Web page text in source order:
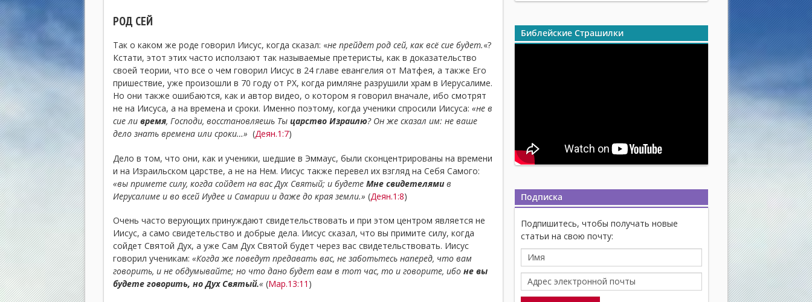
РОД СЕЙ
Так о каком же роде говорил Иисус, когда сказал: «не прейдет род сей, как всё сие будет.«?
Кстати, этот этих часто исползают так называемые претеристы, как в доказательство
своей теории, что все о чем говорил Иисус в 24 главе евангелия от Матфея, а также Его
пришествие, уже произошли в 70 году от РХ, когда римляне разрушили храм в Иерусалиме.
Но они также ошибаются, как и автор видео, о котором я говорил вначале, ибо смотрят
не на Иисуса, а на времена и сроки. Именно поэтому, когда ученики спросили Иисуса: «не в
сие ли время, Господи, восстановляешь Ты царство Израилю? Он же сказал им: не ваше
дело знать времена или сроки…» (Деян.1:7)
Дело в том, что они, как и ученики, шедшие в Эммаус, были сконцентрированы на времени
и на Израильском царстве, а не на Нем. Иисус также перевел их взгляд на Себя Самого:
«вы примете силу, когда сойдет на вас Дух Святый; и будете Мне свидетелямив
Иерусалиме и во всей Иудее и Самарии и даже до края земли.» (Деян.1:8)
Очень часто верующих принуждают свидетельствовать и при этом центром является не
Иисус, а само свидетельство и добрые дела. Иисус сказал, что вы примите силу, когда
сойдет Святой Дух, а уже Сам Дух Святой будет через вас свидетельствовать. Иисус
говорил ученикам: «Когда же поведут предавать вас, не заботьтесь наперед, что вам
говорить, и не обдумывайте; но что дано будет вам в тот час, то и говорите, ибо не вы
будете говорить, но Дух Святый.« (Мар.13:11 )
Библейские Страшилки
Подписка
Подпишитесь, чтобы получать новые
статьи на свою почту: